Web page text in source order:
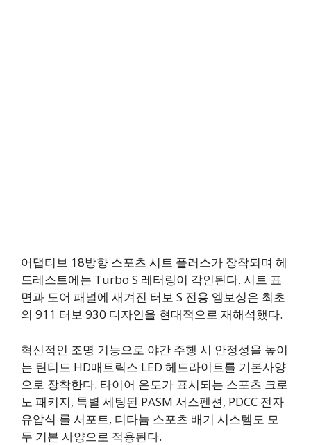
어댑티브 18방향 스포츠 시트 플러스가 장착되며 헤
드레스트에는 Turbo S 레터링이 각인된다. 시트 표
면과 도어 패널에 새겨진 터보 S 전용 엠보싱은 최초
의 911 터보 930 디자인을 현대적으로 재해석했다.
혁신적인 조명 기능으로 야간 주행 시 안정성을 높이
는 틴티드 HD매트릭스 LED 헤드라이트를 기본사양
으로 장착한다. 타이어 온도가 표시되는 스포츠 크로
노 패키지, 특별 세팅된 PASM 서스펜션, PDCC 전자
유압식 롤 서포트, 티타늄 스포츠 배기 시스템도 모
두 기본 사양으로 적용된다.